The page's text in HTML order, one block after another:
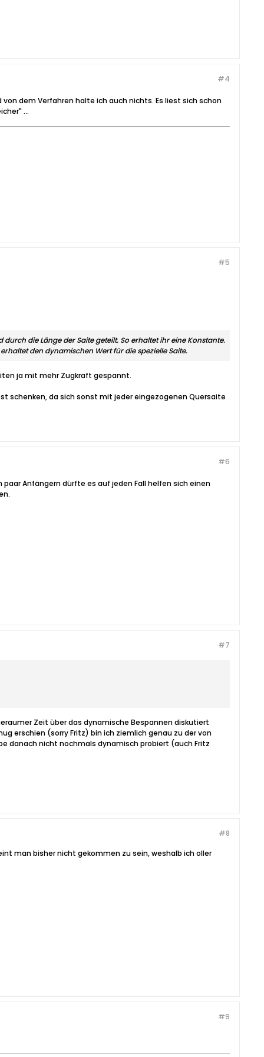
#4
von dem Verfahren halte ich auch nichts. Es liest sich schon
...
#5
die Länge der Saite geteilt. So erhaltet ihr eine Konstante.
den dynamischen Wert für die spezielle Saite.
ja mit mehr Zugkraft gespannt.
schenken, da sich sonst mit jeder eingezogenen Quersaite
#6
Anfängern dürfte es auf jeden Fall helfen sich einen
#7
Zeit über das dynamische Bespannen diskutiert
erschien (sorry Fritz) bin ich ziemlich genau zu der von
danach nicht nochmals dynamisch probiert (auch Fritz
#8
man bisher nicht gekommen zu sein, weshalb ich oller
#9